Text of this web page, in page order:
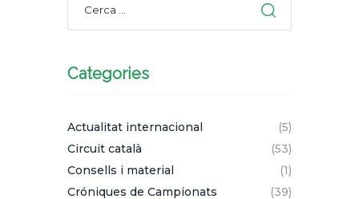
Categories
Actualitat internacional
(5)
Circuit català
(53)
Consells i material
(1)
Cróniques de Campionats
(39)